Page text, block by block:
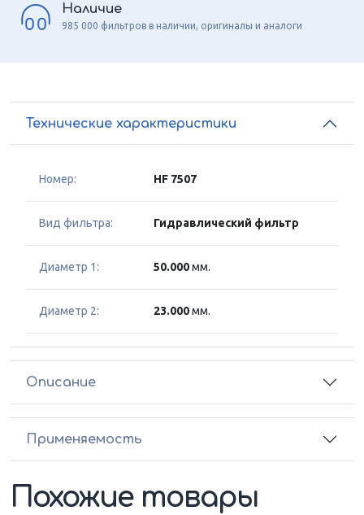
Наличие
985 000 фильтров в наличии, оригиналы и аналоги
Технические характеристики
Номер: HF 7507
Вид фильтра: Гидравлический фильтр
Диаметр 1: 50.000мм.
Диаметр 2: 23.000мм.
Описание
Применяемость
Похожие товары